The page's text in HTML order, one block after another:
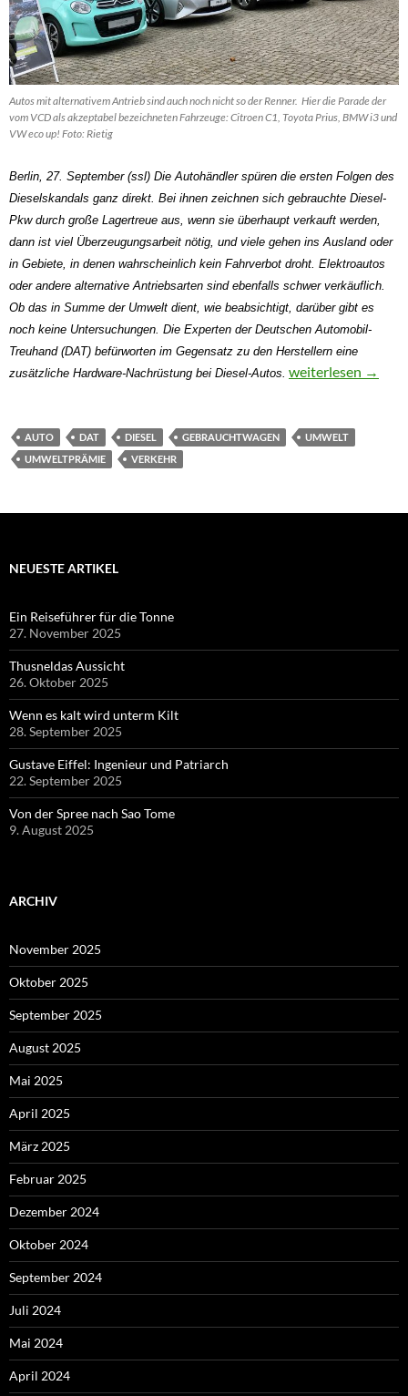
Autos mit alternativem Antrieb sind auch noch nicht so der Renner. Hier die Parade der
vom VCD als akzeptabel bezeichneten Fahrzeuge: Citroen C1, Toyota Prius, BMW i3 und
VW eco up! Foto: Rietig
Berlin, 27. September (ssl) Die Autohändler spüren die ersten Folgen des
Dieselskandals ganz direkt. Bei ihnen zeichnen sich gebrauchte Diesel-
Pkw durch große Lagertreue aus, wenn sie überhaupt verkauft werden,
dann ist viel Überzeugungsarbeit nötig, und viele gehen ins Ausland oder
in Gebiete, in denen wahrscheinlich kein Fahrverbot droht. Elektroautos
oder andere alternative Antriebsarten sind ebenfalls schwer verkäuflich.
Ob das in Summe der Umwelt dient, wie beabsichtigt, darüber gibt es
noch keine Untersuchungen. Die Experten der Deutschen Automobil-
Treuhand (DAT) befürworten im Gegensatz zu den Herstellern eine
zusätzliche Hardware-Nachrüstung bei Diesel-Autos. Ladenhüter,
weiterlesen →
AUTO DAT DIESEL GEBRAUCHTWAGEN
UMWELT
UMWELTPRÄMIE
VERKEHR
NEUESTE ARTIKEL
Ein Reiseführer für die Tonne
27. November 2025
Thusneldas Aussicht
26. Oktober 2025
Wenn es kalt wird unterm Kilt
28. September 2025
Gustave Eiffel: Ingenieur und Patriarch
22. September 2025
Von der Spree nach Sao Tome
9. August 2025
ARCHIV
November 2025
Oktober 2025
September 2025
August 2025
Mai 2025
April 2025
März 2025
Februar 2025
Dezember 2024
Oktober 2024
September 2024
Juli 2024
Mai 2024
April 2024